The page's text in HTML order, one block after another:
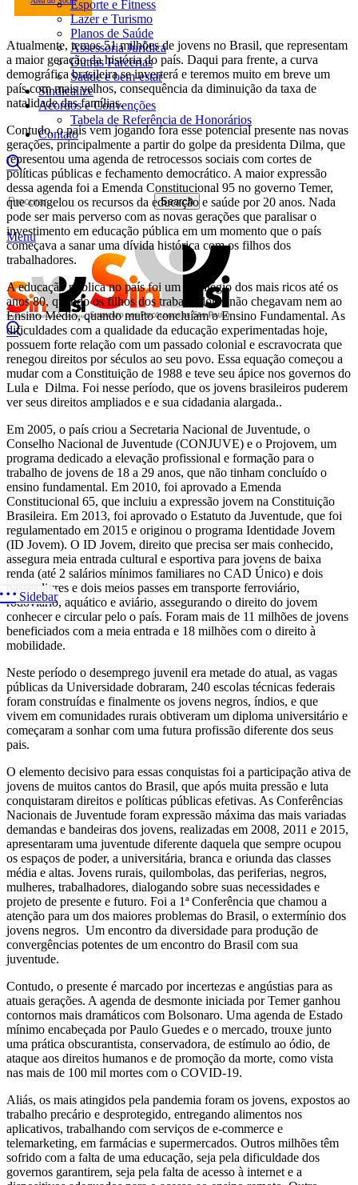
Esporte e Fitness
Lazer e Turismo
Planos de Saúde
Assessoria Jurídica
Outras Parcerias
Saúde e bem-estar
Sindicalize
Acordos e Convenções
Tabela de Referência de Honorários
Contato
Search
Menu
Atualmente, temos 51 milhões de jovens no Brasil, que representam
a maior geração da história do país. Daqui para frente, a curva
demográfica brasileira se inverterá e teremos muito em breve um
país com mais velhos, consequência da diminuição da taxa de
natalidade das famílias.
Contudo, o país vem jogando fora esse potencial presente nas novas
gerações, principalmente a partir do golpe da presidenta Dilma, que
representou uma agenda de retrocessos sociais com cortes de
políticas públicas e fechamento democrático. A maior expressão
dessa agenda foi a Emenda Constitucional 95 no governo Temer,
que congelou os recursos da educação e saúde por 20 anos. Nada
pode ser mais perverso com as novas gerações que paralisar o
investimento em educação pública em um momento que o país
começava a sanar uma dívida histórica com os filhos dos
trabalhadores.
A educação pública no país foi um privilégio dos mais ricos até os
anos 80, quando os filhos dos trabalhadores não chegavam nem ao
Ensino Médio, quando muito concluíam o Ensino Fundamental. As
dificuldades com a qualidade da educação experimentadas hoje,
possuem forte relação com um passado colonial e escravocrata que
renegou direitos por séculos ao seu povo. Essa equação começou a
mudar com a Constituição de 1988 e teve seu ápice nos governos do
Lula e Dilma. Foi nesse período, que os jovens brasileiros puderem
ver seus direitos ampliados e e sua cidadania alargada..
Em 2005, o país criou a Secretaria Nacional de Juventude, o
Conselho Nacional de Juventude (CONJUVE) e o Projovem, um
programa dedicado a elevação profissional e formação para o
trabalho de jovens de 18 a 29 anos, que não tinham concluído o
ensino fundamental. Em 2010, foi aprovado a Emenda
Constitucional 65, que incluiu a expressão jovem na Constituição
Brasileira. Em 2013, foi aprovado o Estatuto da Juventude, que foi
regulamentado em 2015 e originou o programa Identidade Jovem
(ID Jovem). O ID Jovem, direito que precisa ser mais conhecido,
assegura meia entrada cultural e esportiva para jovens de baixa
renda (até 2 salários mínimos familiares no CAD Único) e dois
passes livres e dois meios passes em transporte ferroviário,
rodoviário, aquático e aviário, assegurando o direito do jovem
conhecer e circular pelo o país. Foram mais de 11 milhões de jovens
beneficiados com a meia entrada e 18 milhões com o direito à
mobilidade.
Neste período o desemprego juvenil era metade do atual, as vagas
públicas da Universidade dobraram, 240 escolas técnicas federais
foram construídas e finalmente os jovens negros, índios, e que
vivem em comunidades rurais obtiveram um diploma universitário e
começaram a sonhar com uma futura profissão diferente dos seus
pais.
O elemento decisivo para essas conquistas foi a participação ativa de
jovens de muitos cantos do Brasil, que após muita pressão e luta
conquistaram direitos e políticas públicas efetivas. As Conferências
Nacionais de Juventude foram expressão máxima das mais variadas
demandas e bandeiras dos jovens, realizadas em 2008, 2011 e 2015,
apresentaram uma juventude diferente daquela que sempre ocupou
os espaços de poder, a universitária, branca e oriunda das classes
média e altas. Jovens rurais, quilombolas, das periferias, negros,
mulheres, trabalhadores, dialogando sobre suas necessidades e
projeto de presente e futuro. Foi a 1ª Conferência que chamou a
atenção para um dos maiores problemas do Brasil, o extermínio dos
jovens negros. Um encontro da diversidade para produção de
convergências potentes de um encontro do Brasil com sua
juventude.
Contudo, o presente é marcado por incertezas e angústias para as
atuais gerações. A agenda de desmonte iniciada por Temer ganhou
contornos mais dramáticos com Bolsonaro. Uma agenda de Estado
mínimo encabeçada por Paulo Guedes e o mercado, trouxe junto
uma prática obscurantista, conservadora, de estímulo ao ódio, de
ataque aos direitos humanos e de promoção da morte, como vista
nas mais de 100 mil mortes com o COVID-19.
Aliás, os mais atingidos pela pandemia foram os jovens, expostos ao
trabalho precário e desprotegido, entregando alimentos nos
aplicativos, trabalhando com serviços de e-commerce e
telemarketing, em farmácias e supermercados. Outros milhões têm
sofrido com a falta de uma educação, seja pela dificuldade dos
governos garantirem, seja pela falta de acesso à internet e a
Sidebar